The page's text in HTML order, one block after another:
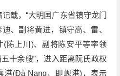
载，“大明国广东省镇守龙门
、副将黄进，镇守高、雷、
(陈上川)、副将陈安平等率领
十余艘”，进入距离阮氏政权
港(Đà Nang，即岘港)，表示